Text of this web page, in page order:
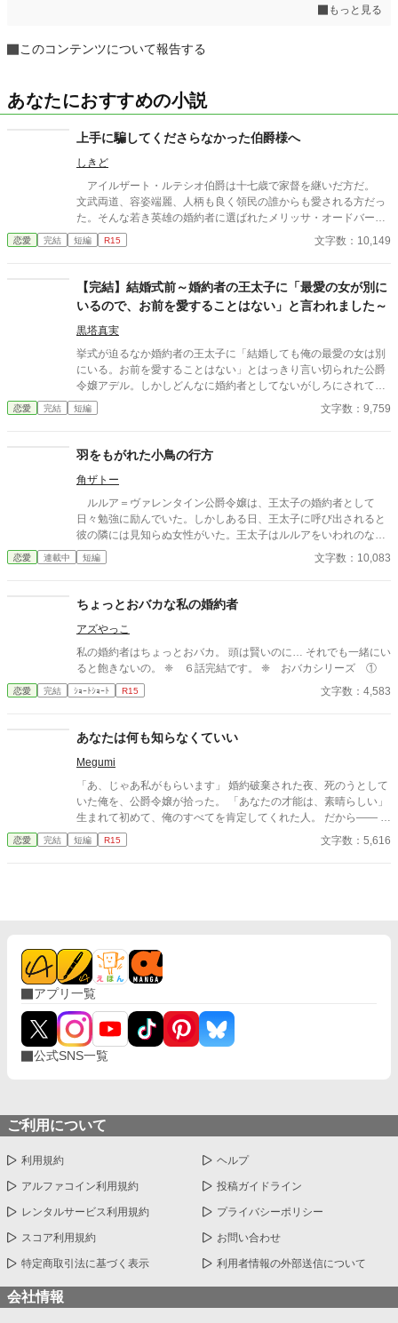
もっと見る
このコンテンツについて報告する
あなたにおすすめの小説
上手に騙してくださらなかった伯爵様へ
しきど
アイルザート・ルテシオ伯爵は十七歳で家督を継いだ方だ。
文武両道、容姿端麗、人柄も良く領民の誰からも愛される方だっ
た。そんな若き英雄の婚約者に選ばれたメリッサ・オードバーン
子爵令嬢は、自身を果報者と信じて疑っていなかった。 彼が屋
敷のメイドと関係を持っていると知る事になる、その時までは。
るつもりだった。分かっていてそれでも、許せなかった。 メリ
ッサにとってアイルザートは、本心から愛した人だったから。
恋愛 完結 短編 R15 文字数：10,149
【完結】結婚式前～婚約者の王太子に「最愛の女が別に
いるので、お前を愛することはない」と言われました～
黒塔真実
挙式が迫るなか婚約者の王太子に「結婚しても俺の最愛の女は別
にいる。お前を愛することはない」とはっきり言い切られた公爵
令嬢アデル。しかしどんなに婚約者としてないがしろにされても
女性としての誇りを傷つけられても彼女は平気だった。なぜなら
大切な「心の拠り所」があるから……。しかし、王立学園の卒業
を受けるのだった―― ※神視点。■なろうにも別タイトルで重
複投稿←【ジャンル日間4位】。
恋愛 完結 短編 文字数：9,759
羽をもがれた小鳥の行方
角ザトー
ルルア＝ヴァレンタイン公爵令嬢は、王太子の婚約者として
日々勉強に励んでいた。しかしある日、王太子に呼び出されると
彼の隣には見知らぬ女性がいた。王太子はルルアをいわれのない
罪で糾弾し、投獄してしまう。無実を訴えるも、足の腱を切られ
大森林へ捨てられたルルアは森に住む不思議な人物に命を救われ
恋愛 連載中 短編 文字数：10,083
ちょっとおバカな私の婚約者
アズやっこ
私の婚約者はちょっとおバカ。 頭は賢いのに… それでも一緒にい
ると飽きないの。 ❈ ６話完結です。 ❈ おバカシリーズ ①
恋愛 完結 ｼｮｰﾄｼｮｰﾄ R15 文字数：4,583
あなたは何も知らなくていい
Megumi
「あ、じゃあ私がもらいます」 婚約破棄された夜、死のうとして
いた俺を、公爵令嬢が拾った。 「あなたの才能は、素晴らしい」
生まれて初めて、俺のすべてを肯定してくれた人。 だから—— 元
婚約者の陰謀も、妬む貴族たちの悪意も、俺が処理する。 証拠は
燃やし、敵は消し、彼女の耳に届く前に終わらせる。 「あなたは
恋愛 完結 短編 R15 文字数：5,616
アプリ一覧
公式SNS一覧
ご利用について
利用規約 ヘルプ
アルファコイン利用規約 投稿ガイドライン
レンタルサービス利用規約 プライバシーポリシー
スコア利用規約 お問い合わせ
特定商取引法に基づく表示 利用者情報の外部送信について
会社情報